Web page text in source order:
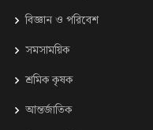
⁠বিজ্ঞান ও পরিবেশ
সমসাময়িক
শ্রমিক কৃষক
আন্তর্জাতিক